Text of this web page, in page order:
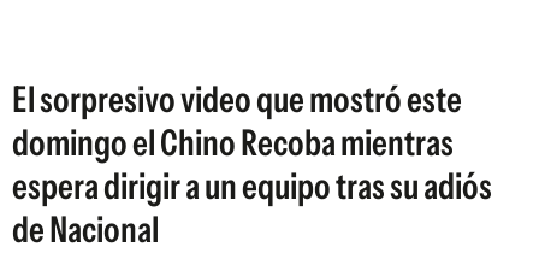
El sorpresivo video que mostró este
domingo el Chino Recoba mientras
espera dirigir a un equipo tras su adiós
de Nacional